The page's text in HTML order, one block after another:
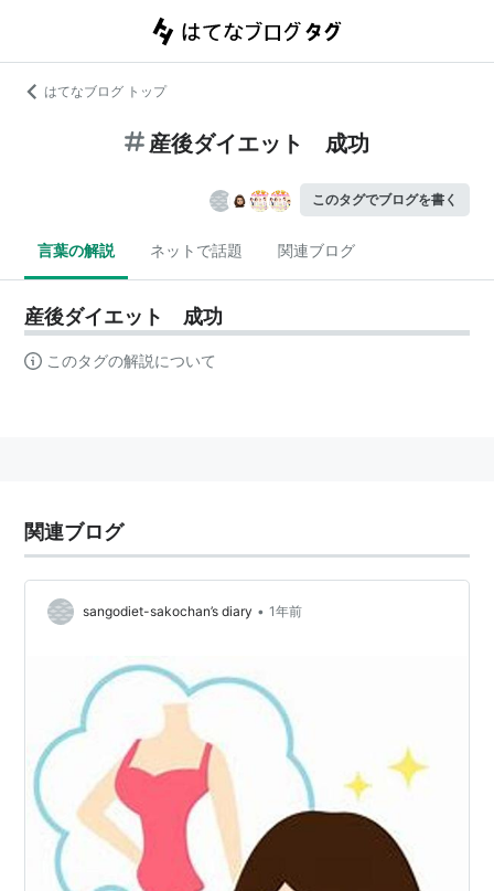
はてなブログ トップ
産後ダイエット 成功
このタグでブログを書く
言葉の解説 ネットで話題 関連ブログ
産後ダイエット 成功
このタグの解説について
関連ブログ
sangodiet-sakochan’s diary • 1年前